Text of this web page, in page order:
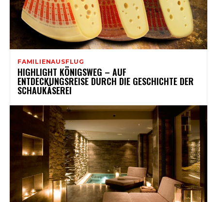
FAMILIENAUSFLUG
HIGHLIGHT KÖNIGSWEG – AUF
ENTDECKUNGSREISE DURCH DIE GESCHICHTE DER
SCHAUKÄSEREI